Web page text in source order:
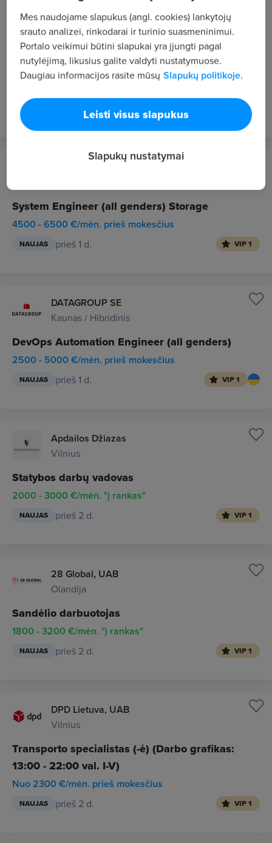
KRASAS, UAB
Vilnius
Vadybininkas (-ė ) (darbas su prekių užsakymu
iš tiekėjų)
NAUJAS prieš 1 d. VIP 1
DATAGROUP Operations Lithuania UAB
System Engineer (all genders) Storage
4500 - 6500 €/mėn. prieš mokesčius
NAUJAS prieš 1 d. VIP 1
DATAGROUP SE
Kaunas / Hibridinis
DevOps Automation Engineer (all genders)
2500 - 5000 €/mėn. prieš mokesčius
NAUJAS prieš 1 d. VIP 1
Apdailos Džiazas
Vilnius
Statybos darbų vadovas
2000 - 3000 €/mėn. "į rankas"
NAUJAS prieš 2 d. VIP 1
28 Global, UAB
Olandija
Sandėlio darbuotojas
1800 - 3200 €/mėn. "į rankas"
NAUJAS prieš 2 d. VIP 1
DPD Lietuva, UAB
Vilnius
Transporto specialistas (-ė) (Darbo grafikas:
13:00 - 22:00 val. I-V)
Nuo 2300 €/mėn. prieš mokesčius
NAUJAS prieš 2 d. VIP 1
Mes naudojame slapukus (angl. cookies) lankytojų
srauto analizei, rinkodarai ir turinio suasmeninimui.
Portalo veikimui būtini slapukai yra įjungti pagal
nutylėjimą, likusius galite valdyti nustatymuose.
Daugiau informacijos rasite mūsų Slapukų politikoje.
Leisti visus slapukus
Slapukų nustatymai